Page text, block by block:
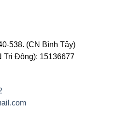
538. (CN Bình Tây)
Trị Đông): 15136677